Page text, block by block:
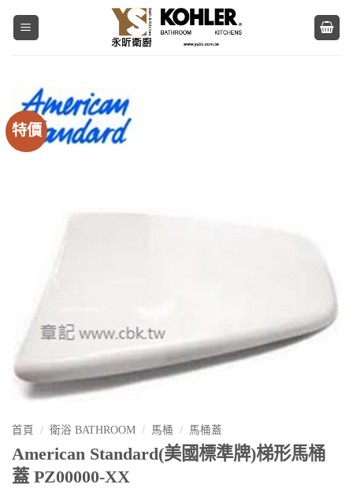
特價
首頁 / 衛浴 BATHROOM / 馬桶 / 馬桶蓋
American Standard(美國標準牌)梯形馬桶
蓋 PZ00000-XX